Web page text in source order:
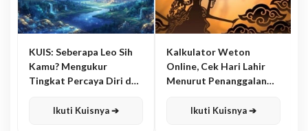
KUIS: Seberapa Leo Sih
Kamu? Mengukur
Tingkat Percaya Diri dan
Ikuti Kuisnya ➔
Kalkulator Weton
Online, Cek Hari Lahir
Menurut Penanggalan
Ikuti Kuisnya ➔